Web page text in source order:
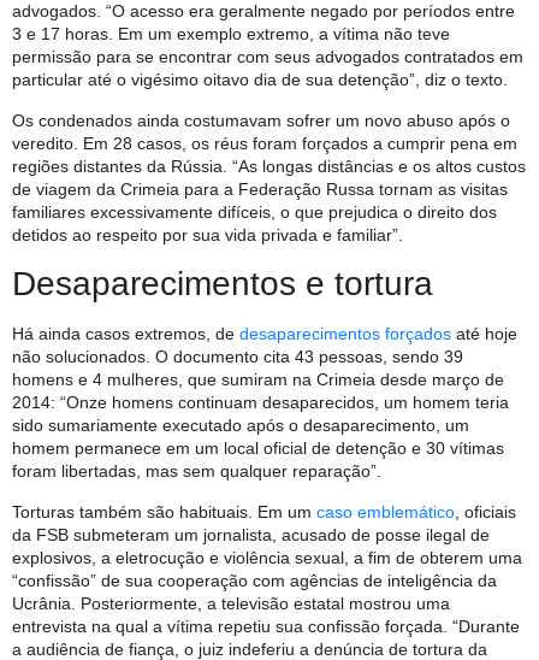
advogados. “O acesso era geralmente negado por períodos entre
3 e 17 horas. Em um exemplo extremo, a vítima não teve
permissão para se encontrar com seus advogados contratados em
particular até o vigésimo oitavo dia de sua detenção”, diz o texto.
Os condenados ainda costumavam sofrer um novo abuso após o
veredito. Em 28 casos, os réus foram forçados a cumprir pena em
regiões distantes da Rússia. “As longas distâncias e os altos custos
de viagem da Crimeia para a Federação Russa tornam as visitas
familiares excessivamente difíceis, o que prejudica o direito dos
detidos ao respeito por sua vida privada e familiar”.
Desaparecimentos e tortura
Há ainda casos extremos, de desaparecimentos forçados até hoje
não solucionados. O documento cita 43 pessoas, sendo 39
homens e 4 mulheres, que sumiram na Crimeia desde março de
2014: “Onze homens continuam desaparecidos, um homem teria
sido sumariamente executado após o desaparecimento, um
homem permanece em um local oficial de detenção e 30 vítimas
foram libertadas, mas sem qualquer reparação”.
Torturas também são habituais. Em um caso emblemático , oficiais
da FSB submeteram um jornalista, acusado de posse ilegal de
explosivos, a eletrocução e violência sexual, a fim de obterem uma
“confissão” de sua cooperação com agências de inteligência da
Ucrânia. Posteriormente, a televisão estatal mostrou uma
entrevista na qual a vítima repetiu sua confissão forçada. “Durante
a audiência de fiança, o juiz indeferiu a denúncia de tortura da